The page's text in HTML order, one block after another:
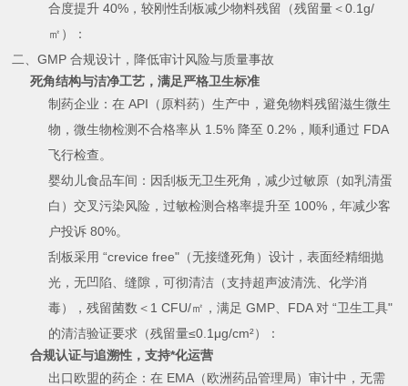
合度提升 40%，较刚性刮板减少物料残留（残留量＜0.1g/
㎡）：
二、GMP 合规设计，降低审计风险与质量事故
死角结构与洁净工艺，满足严格卫生标准
制药企业：在 API（原料药）生产中，避免物料残留滋生微生
物，微生物检测不合格率从 1.5% 降至 0.2%，顺利通过 FDA
飞行检查。
婴幼儿食品车间：因刮板无卫生死角，减少过敏原（如乳清蛋
白）交叉污染风险，过敏检测合格率提升至 100%，年减少客
户投诉 80%。
刮板采用 “crevice free"（无接缝死角）设计，表面经精细抛
光，无凹陷、缝隙，可彻清洁（支持超声波清洗、化学消
毒），残留菌数＜1 CFU/㎡，满足 GMP、FDA 对 “卫生工具"
的清洁验证要求（残留量≤0.1μg/cm²）：
合规认证与追溯性，支持*化运营
出口欧盟的药企：在 EMA（欧洲药品管理局）审计中，无需